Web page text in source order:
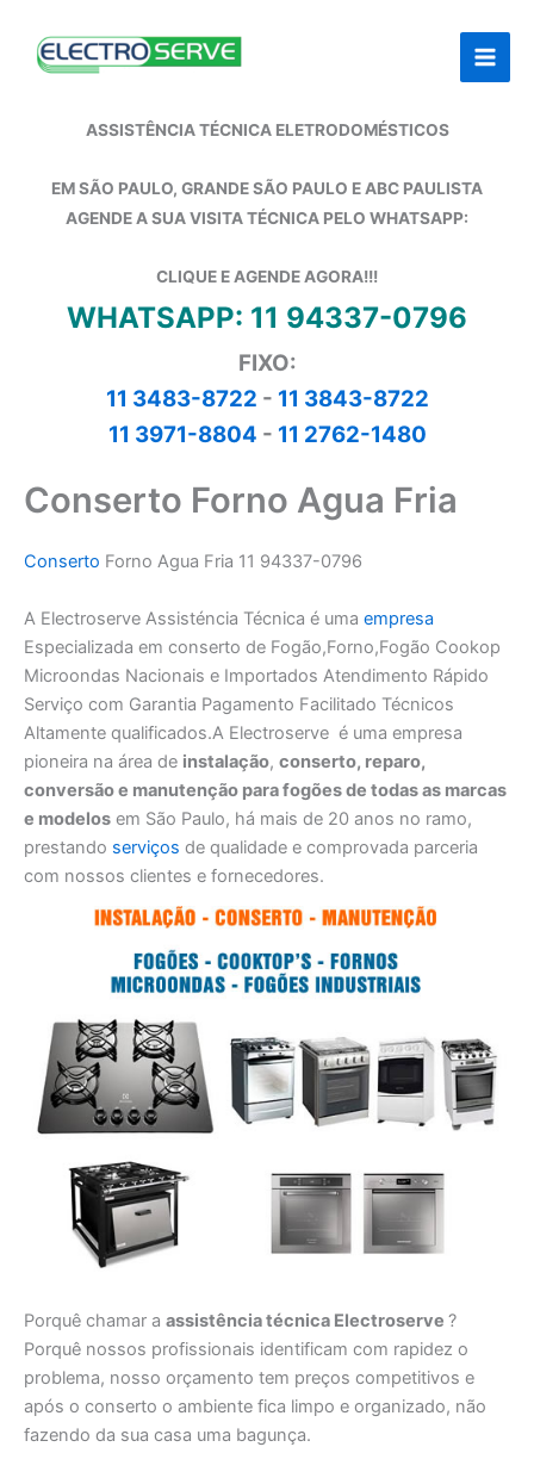
ASSISTÊNCIA TÉCNICA ELETRODOMÉSTICOS
EM SÃO PAULO, GRANDE SÃO PAULO E ABC PAULISTA
AGENDE A SUA VISITA TÉCNICA PELO WHATSAPP:
CLIQUE E AGENDE AGORA!!!
WHATSAPP: 11 94337-0796
FIXO:
11 3483-8722 - 11 3843-8722
11 3971-8804 - 11 2762-1480
Conserto Forno Agua Fria
Conserto Forno Agua Fria 11 94337-0796
A Electroserve Assisténcia Técnica é uma empresa
Especializada em conserto de Fogão,Forno,Fogão Cookop
Microondas Nacionais e Importados Atendimento Rápido
Serviço com Garantia Pagamento Facilitado Técnicos
Altamente qualificados.A Electroserve é uma empresa
pioneira na área de instalação, conserto, reparo,
conversão e manutenção para fogões de todas as marcas
e modelos em São Paulo, há mais de 20 anos no ramo,
prestando serviços de qualidade e comprovada parceria
com nossos clientes e fornecedores.
Porquê chamar a assistência técnica Electroserve ?
Porquê nossos profissionais identificam com rapidez o
problema, nosso orçamento tem preços competitivos e
após o conserto o ambiente fica limpo e organizado, não
fazendo da sua casa uma bagunça.